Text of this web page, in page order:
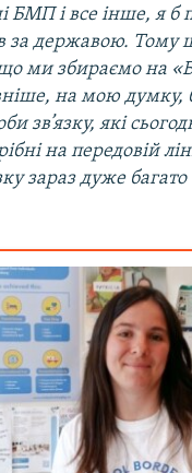
БМП і все інше, я б
за державою. Тому
ми збираємо на
на мою думку,
зв’язку, які
на передовій
зараз дуже